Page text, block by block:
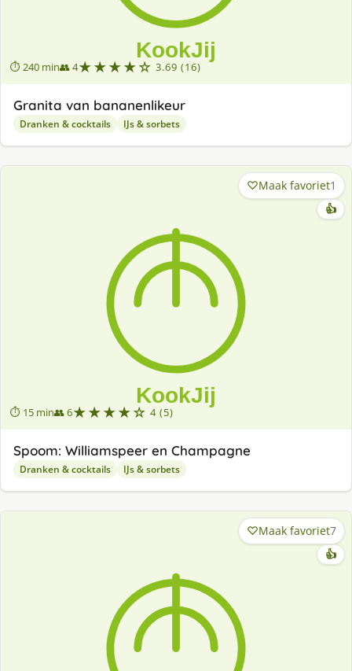
⏱ 240 min👥 4★★★★☆ 3.69 (16)
Granita van bananenlikeur
Dranken & cocktails IJs & sorbets
⏱ 15 min👥 6★★★★☆ 4 (5)
Maak favoriet1
👍
Spoom: Williamspeer en Champagne
Dranken & cocktails IJs & sorbets
Maak favoriet7
👍